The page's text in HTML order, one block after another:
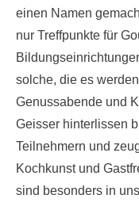
einen Namen
nur Treffpunkte für
solche, die es
Genussabende und
Geisser hinterlissen
Teilnehmern und
Kochkunst und
sind besonders in